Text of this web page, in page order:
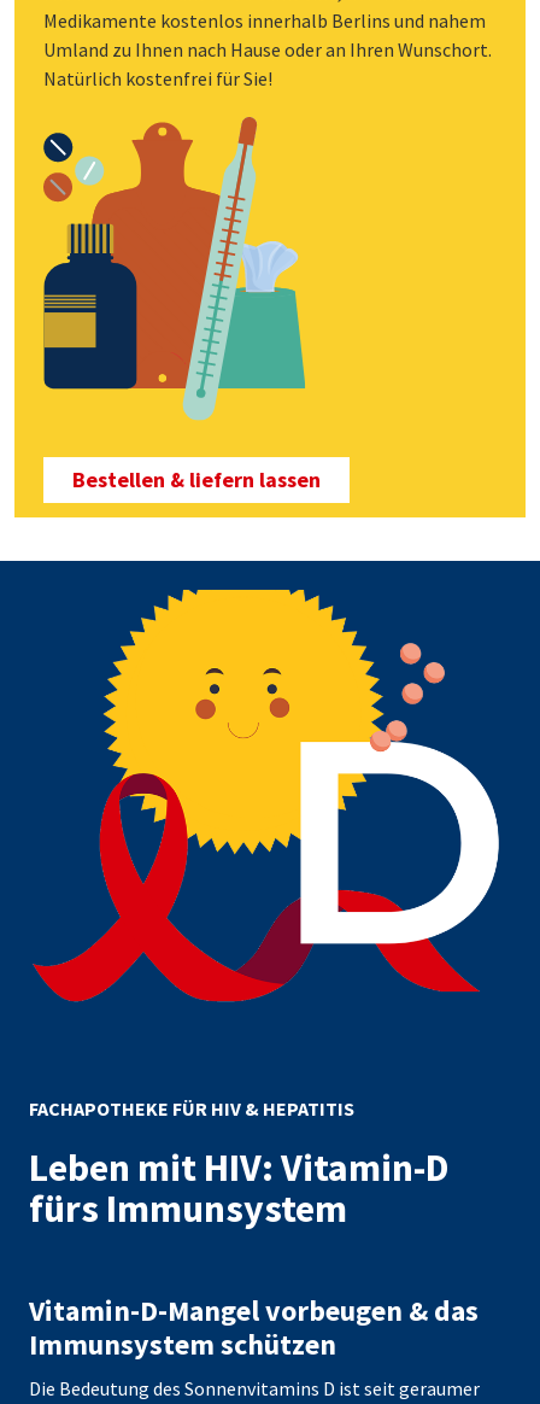
Medikamente kostenlos innerhalb Berlins und nahem
Umland zu Ihnen nach Hause oder an Ihren Wunschort.
Natürlich kostenfrei für Sie!
Bestellen & liefern lassen
FACHAPOTHEKE FÜR HIV & HEPATITIS
Leben mit HIV: Vitamin-D
fürs Immunsystem
Vitamin-D-Mangel vorbeugen & das
Immunsystem schützen
Die Bedeutung des Sonnenvitamins D ist seit geraumer